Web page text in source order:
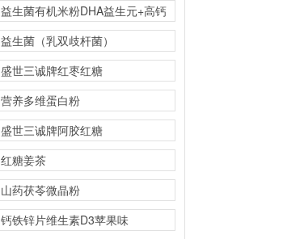
益生菌有机米粉DHA益生元+高钙
益生菌（乳双歧杆菌）
盛世三诚牌红枣红糖
营养多维蛋白粉
盛世三诚牌阿胶红糖
红糖姜茶
山药茯苓微晶粉
钙铁锌片维生素D3苹果味